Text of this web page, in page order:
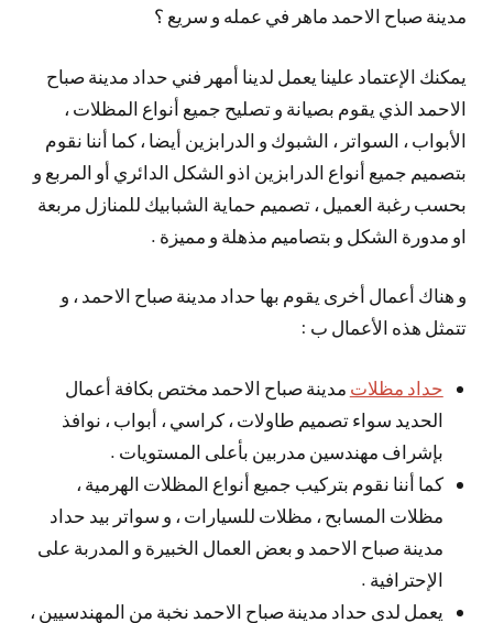
مدينة صباح الاحمد ماهر في عمله و سريع ؟
يمكنك الإعتماد علينا يعمل لدينا أمهر فني حداد مدينة صباح
الاحمد الذي يقوم بصيانة و تصليح جميع أنواع المظلات ،
الأبواب ، السواتر ، الشبوك و الدرابزين أيضا ، كما أننا نقوم
بتصميم جميع أنواع الدرابزين اذو الشكل الدائري أو المربع و
بحسب رغبة العميل ، تصميم حماية الشبابيك للمنازل مربعة
او مدورة الشكل و بتصاميم مذهلة و مميزة .
و هناك أعمال أخرى يقوم بها حداد مدينة صباح الاحمد ، و
تتمثل هذه الأعمال ب :
حداد مظلات مدينة صباح الاحمد مختص بكافة أعمال
الحديد سواء تصميم طاولات ، كراسي ، أبواب ، نوافذ
بإشراف مهندسين مدربين بأعلى المستويات .
كما أننا نقوم بتركيب جميع أنواع المظلات الهرمية ،
مظلات المسابح ، مظلات للسيارات ، و سواتر بيد حداد
مدينة صباح الاحمد و بعض العمال الخبيرة و المدربة على
الإحترافية .
يعمل لدى حداد مدينة صباح الاحمد نخبة من المهندسيين ،